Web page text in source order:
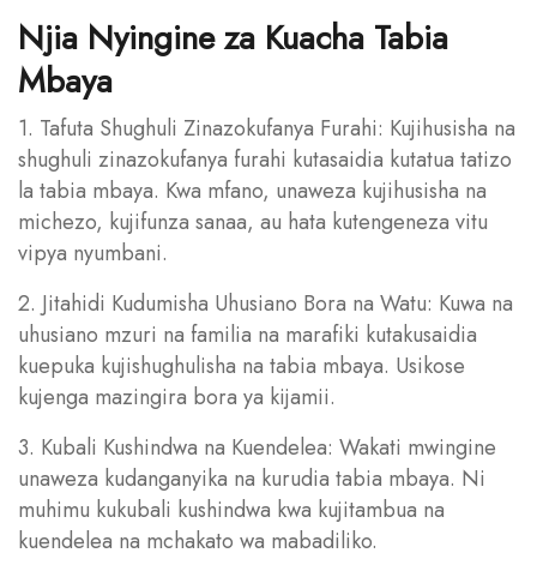
Njia Nyingine za Kuacha Tabia
Mbaya
1. Tafuta Shughuli Zinazokufanya Furahi: Kujihusisha na
shughuli zinazokufanya furahi kutasaidia kutatua tatizo
la tabia mbaya. Kwa mfano, unaweza kujihusisha na
michezo, kujifunza sanaa, au hata kutengeneza vitu
vipya nyumbani.
2. Jitahidi Kudumisha Uhusiano Bora na Watu: Kuwa na
uhusiano mzuri na familia na marafiki kutakusaidia
kuepuka kujishughulisha na tabia mbaya. Usikose
kujenga mazingira bora ya kijamii.
3. Kubali Kushindwa na Kuendelea: Wakati mwingine
unaweza kudanganyika na kurudia tabia mbaya. Ni
muhimu kukubali kushindwa kwa kujitambua na
kuendelea na mchakato wa mabadiliko.